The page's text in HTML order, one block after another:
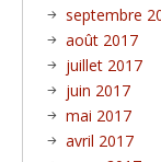
septembre
août 2017
juillet 2017
juin 2017
mai 2017
avril 2017